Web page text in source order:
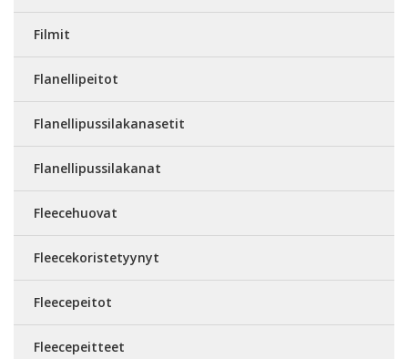
Filmit
Flanellipeitot
Flanellipussilakanasetit
Flanellipussilakanat
Fleecehuovat
Fleecekoristetyynyt
Fleecepeitot
Fleecepeitteet